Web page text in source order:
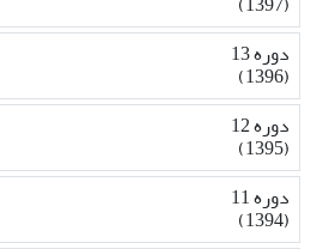
دوره 13
(1396)
دوره 12
(1395)
دوره 11
(1394)